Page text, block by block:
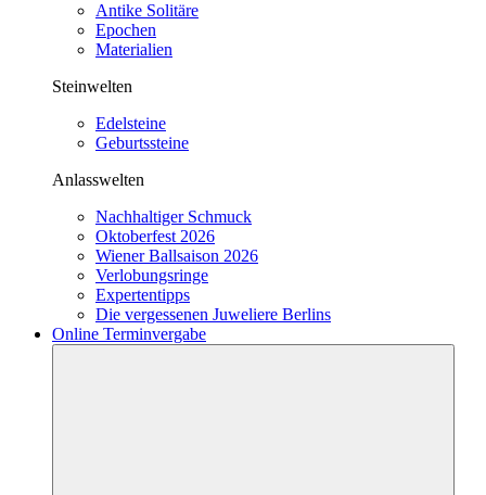
Antike Solitäre
Epochen
Materialien
Steinwelten
Edelsteine
Geburtssteine
Anlasswelten
Nachhaltiger Schmuck
Oktoberfest 2026
Wiener Ballsaison 2026
Verlobungsringe
Expertentipps
Die vergessenen Juweliere Berlins
Online Terminvergabe